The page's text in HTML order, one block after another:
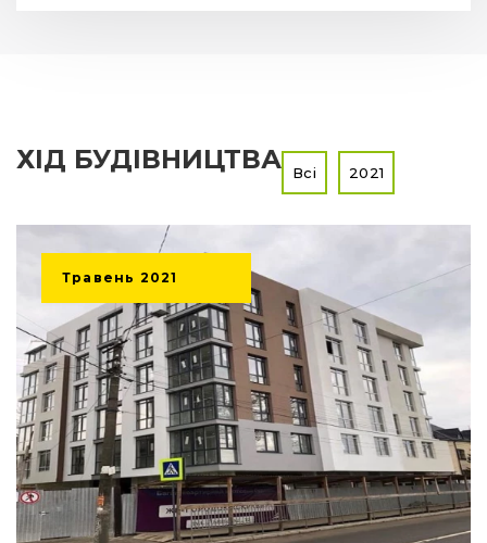
ХІД БУДІВНИЦТВА Всі 2021
Травень 2021